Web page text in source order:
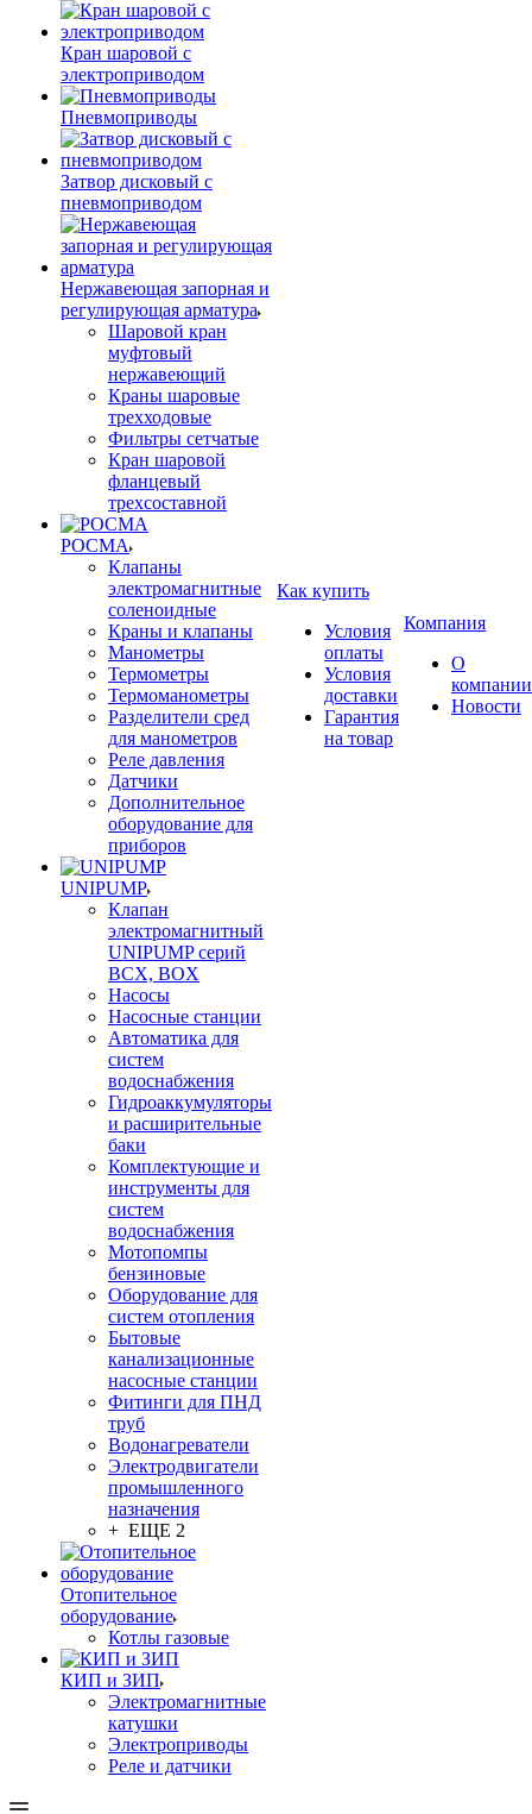
Кран шаровой с
электроприводом
Пневмоприводы
Затвор дисковый с
пневмоприводом
Нержавеющая запорная и
регулирующая арматура
Шаровой кран
муфтовый
нержавеющий
Краны шаровые
трехходовые
Фильтры сетчатые
Кран шаровой
фланцевый
трехсоставной
РОСМА
Клапаны
электромагнитные
соленоидные
Краны и клапаны
Манометры
Термометры
Термоманометры
Разделители сред
для манометров
Реле давления
Датчики
Дополнительное
оборудование для
приборов
UNIPUMP
Клапан
электромагнитный
UNIPUMP серий
BCX, BOX
Насосы
Насосные станции
Автоматика для
систем
водоснабжения
Гидроаккумуляторы
и расширительные
баки
Комплектующие и
инструменты для
систем
водоснабжения
Мотопомпы
бензиновые
Оборудование для
систем отопления
Бытовые
канализационные
насосные станции
Фитинги для ПНД
труб
Водонагреватели
Электродвигатели
промышленного
назначения
+ ЕЩЕ 2
Отопительное
оборудование
Котлы газовые
КИП и ЗИП
Электромагнитные
катушки
Электроприводы
Реле и датчики
Как купить
Условия
оплаты
Условия
доставки
Гарантия
на товар
Компания
О
компании
Новости